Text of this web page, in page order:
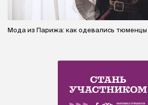
Мода из Парижа: как одевались